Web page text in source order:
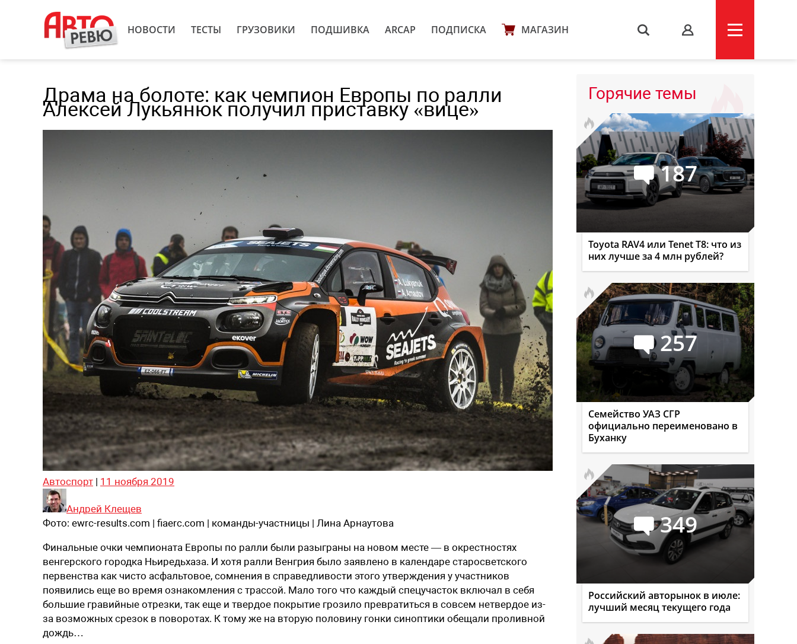
НОВОСТИ ТЕСТЫ ГРУЗОВИКИ ПОДШИВКА ARCAP ПОДПИСКА МАГАЗИН s
Драма на болоте: как чемпион Европы по ралли
Алексей Лукьянюк получил приставку «вице»
Автоспорт | 11 ноября 2019
Андрей Клещев
Фото: ewrc-results.com | fiaerc.com | команды-участницы | Лина Арнаутова
Финальные очки чемпионата Европы по ралли были разыграны на новом месте — в окрестностях
венгерского городка Ньиредьхаза. И хотя ралли Венгрия было заявлено в календаре старосветского
первенства как чисто асфальтовое, сомнения в справедливости этого утверждения у участников
появились еще во время ознакомления с трассой. Мало того что каждый спецучасток включал в себя
большие гравийные отрезки, так еще и твердое покрытие грозило превратиться в совсем нетвердое из-
за возможных срезок в поворотах. К тому же на вторую половину гонки синоптики обещали проливной
дождь…
Горячие темы
187
Toyota RAV4 или Tenet T8: что из
них лучше за 4 млн рублей?
257
Семейство УАЗ СГР
официально переименовано в
Буханку
349
Российский авторынок в июле:
лучший месяц текущего года